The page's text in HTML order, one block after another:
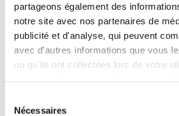
partageons également des
notre site avec nos partenaires de
publicité et d'analyse, qui peuvent
avec d'autres informations que vous
ou qu'ils ont collectées lors de votre
Nécessaires